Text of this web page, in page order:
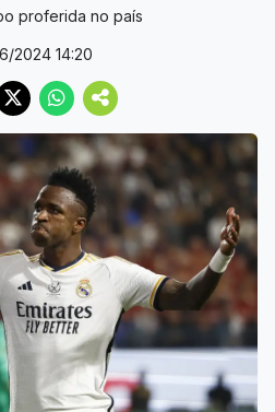
proferida no país
2024 14:20